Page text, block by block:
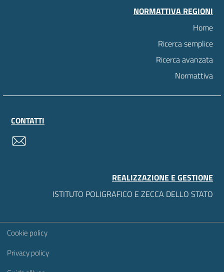
NORMATTIVA REGIONI
Home
Ricerca semplice
Ricerca avanzata
Normattiva
CONTATTI
REALIZZAZIONE E GESTIONE
ISTITUTO POLIGRAFICO E ZECCA DELLO STATO
Sezione Link Utili
Cookie policy
Privacy policy